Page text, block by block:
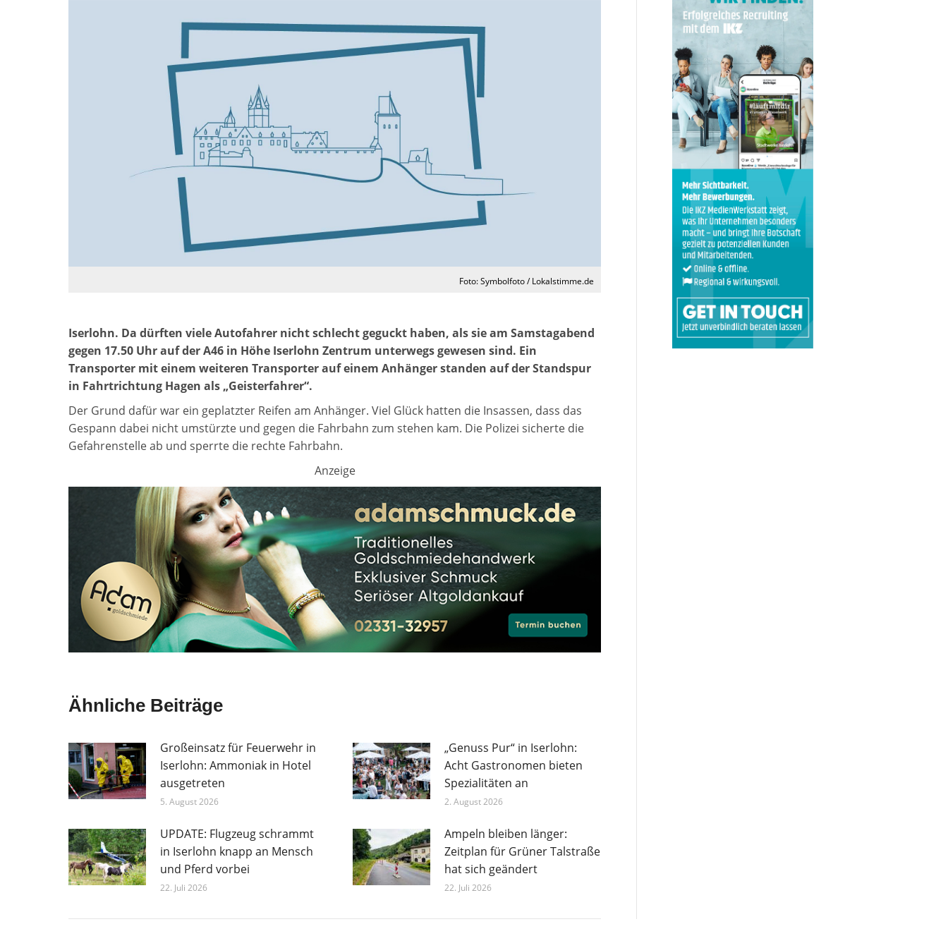
Foto: Symbolfoto / Lokalstimme.de
Iserlohn. Da dürften viele Autofahrer nicht schlecht geguckt haben, als sie am Samstagabend
gegen 17.50 Uhr auf der A46 in Höhe Iserlohn Zentrum unterwegs gewesen sind. Ein
Transporter mit einem weiteren Transporter auf einem Anhänger standen auf der Standspur
in Fahrtrichtung Hagen als „Geisterfahrer“.
Der Grund dafür war ein geplatzter Reifen am Anhänger. Viel Glück hatten die Insassen, dass das
Gespann dabei nicht umstürzte und gegen die Fahrbahn zum stehen kam. Die Polizei sicherte die
Gefahrenstelle ab und sperrte die rechte Fahrbahn.
Anzeige
Ähnliche Beiträge
Großeinsatz für Feuerwehr in
Iserlohn: Ammoniak in Hotel
ausgetreten
5. August 2026
„Genuss Pur“ in Iserlohn:
Acht Gastronomen bieten
Spezialitäten an
2. August 2026
UPDATE: Flugzeug schrammt
in Iserlohn knapp an Mensch
und Pferd vorbei
22. Juli 2026
Ampeln bleiben länger:
Zeitplan für Grüner Talstraße
hat sich geändert
22. Juli 2026